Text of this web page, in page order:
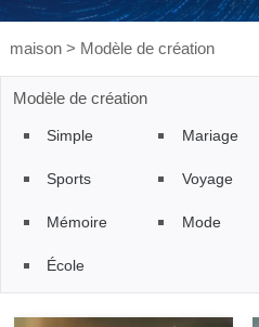
maison> Modèle de création
Modèle de création
Simple Mariage
Sports Voyage
Mémoire Mode
École